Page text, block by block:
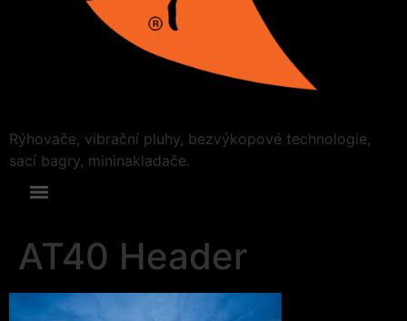
Rýhovače, vibrační pluhy, bezvýkopové technologie,
sací bagry, mininakladače.
AT40 Header